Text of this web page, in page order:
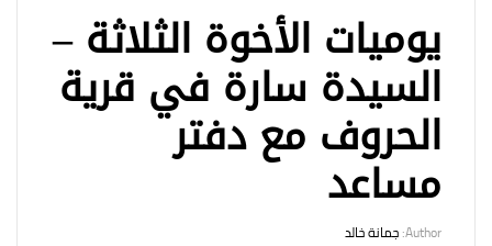
يوميات الأخوة الثلاثة –
السيدة سارة في قرية
الحروف مع دفتر
مساعد
Author: جمانة خالد